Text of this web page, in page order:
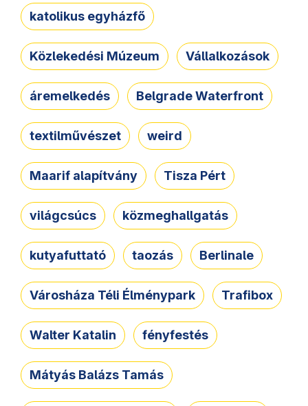
katolikus egyházfő
Közlekedési Múzeum Vállalkozások
áremelkedés Belgrade Waterfront
textilművészet weird
Maarif alapítvány Tisza Pért
világcsúcs közmeghallgatás
kutyafuttató taozás Berlinale
Városháza Téli Élménypark Trafibox
Walter Katalin fényfestés
Mátyás Balázs Tamás